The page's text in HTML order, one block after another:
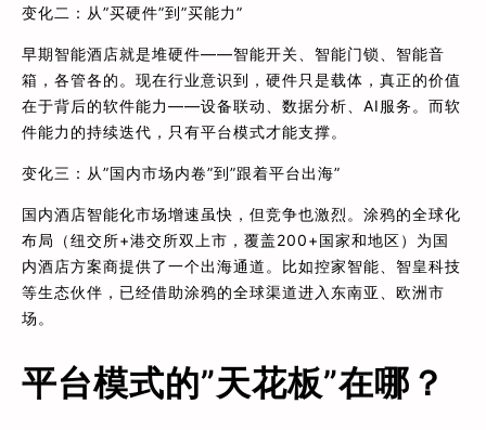
变化二：从”买硬件”到”买能力”
早期智能酒店就是堆硬件——智能开关、智能门锁、智能音
箱，各管各的。现在行业意识到，硬件只是载体，真正的价值
在于背后的软件能力——设备联动、数据分析、AI服务。而软
件能力的持续迭代，只有平台模式才能支撑。
变化三：从”国内市场内卷”到”跟着平台出海”
国内酒店智能化市场增速虽快，但竞争也激烈。涂鸦的全球化
布局（纽交所+港交所双上市，覆盖200+国家和地区）为国
内酒店方案商提供了一个出海通道。比如控家智能、智皇科技
等生态伙伴，已经借助涂鸦的全球渠道进入东南亚、欧洲市
场。
平台模式的”天花板”在哪？